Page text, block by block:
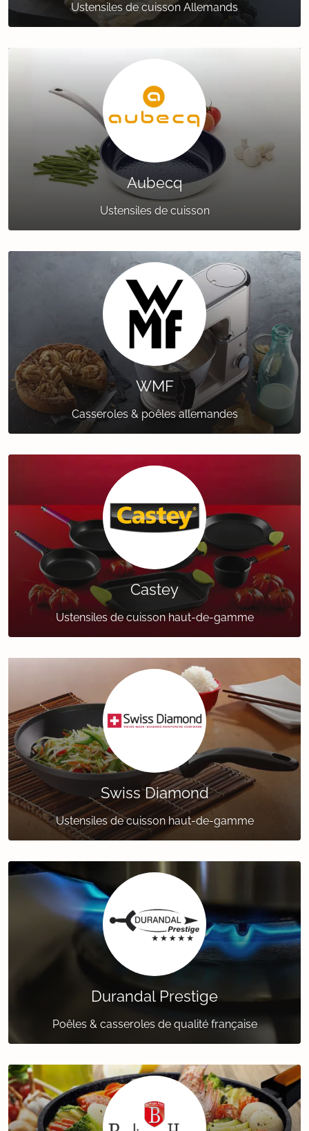
Ustensiles de cuisson Allemands
Aubecq
Ustensiles de cuisson
WMF
Casseroles & poêles allemandes
Castey
Ustensiles de cuisson haut-de-gamme
Swiss Diamond
Ustensiles de cuisson haut-de-gamme
Durandal Prestige
Poêles & casseroles de qualité française